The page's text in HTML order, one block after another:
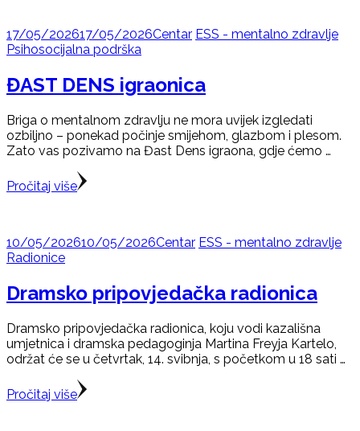
17/05/202617/05/2026Centar ESS - mentalno zdravlje
Psihosocijalna podrška
ĐAST DENS igraonica
Briga o mentalnom zdravlju ne mora uvijek izgledati
ozbiljno – ponekad počinje smijehom, glazbom i plesom.
Zato vas pozivamo na Đast Dens igraona, gdje ćemo …
Pročitaj više
10/05/202610/05/2026Centar ESS - mentalno zdravlje
Radionice
Dramsko pripovjedačka radionica
Dramsko pripovjedačka radionica, koju vodi kazališna
umjetnica i dramska pedagoginja Martina Freyja Kartelo,
održat će se u četvrtak, 14. svibnja, s početkom u 18 sati …
Pročitaj više